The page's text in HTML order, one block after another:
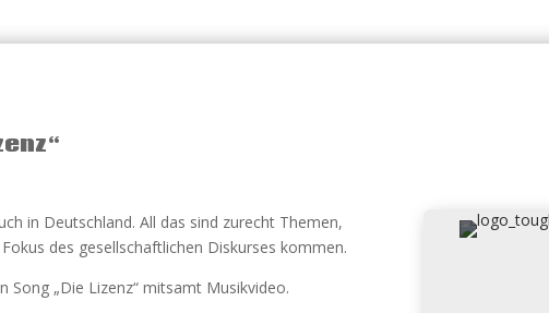
in Deutschland. All das sind zurecht Themen,
des gesellschaftlichen Diskurses kommen.
Song „Die Lizenz“ mitsamt Musikvideo.